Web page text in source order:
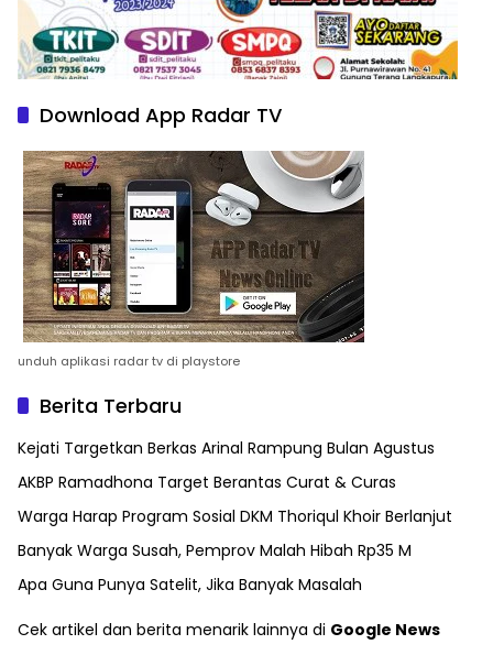
Download App Radar TV
unduh aplikasi radar tv di playstore
Berita Terbaru
Kejati Targetkan Berkas Arinal Rampung Bulan Agustus
AKBP Ramadhona Target Berantas Curat & Curas
Warga Harap Program Sosial DKM Thoriqul Khoir Berlanjut
Banyak Warga Susah, Pemprov Malah Hibah Rp35 M
Apa Guna Punya Satelit, Jika Banyak Masalah
Cek artikel dan berita menarik lainnya di Google News